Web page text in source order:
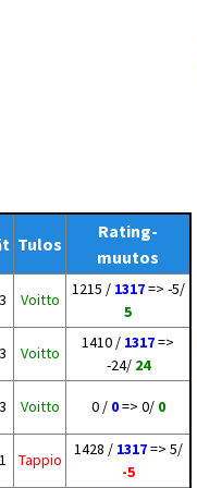
Tulos
Rating-
muutos
Voitto
1215 / 1317=> -5/
5
Voitto
1410 / 1317=>
-24/ 24
Voitto 0 / 0=> 0/ 0
Tappio
1428 / 1317=> 5/
-5